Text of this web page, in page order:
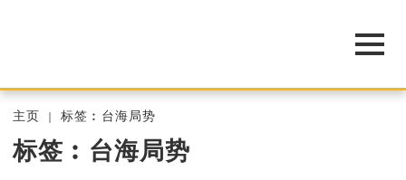
主页 标签︰台海局势
标签︰台海局势